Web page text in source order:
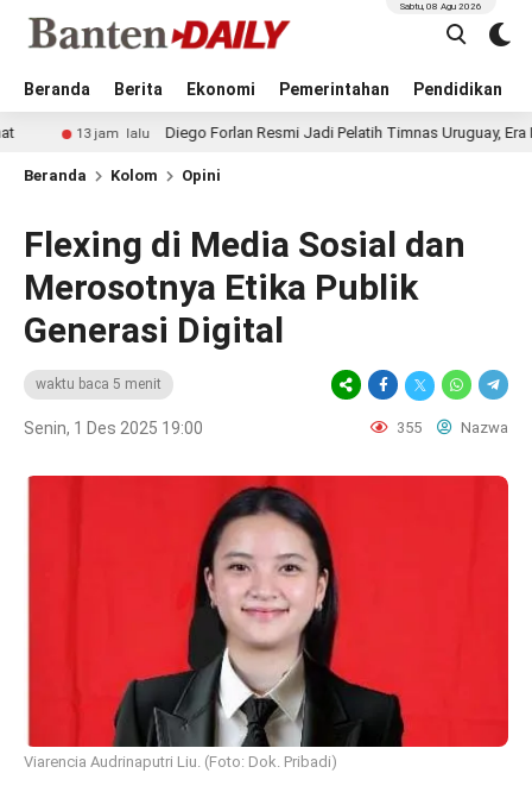
Beranda Berita Ekonomi Pemerintahan Pendidikan
Sabtu, 08 Agu 2026
lalu Diego Forlan Resmi Jadi Pelatih Timnas Uruguay, Era Baru La
Beranda Kolom Opini
Flexing di Media Sosial dan
Merosotnya Etika Publik
Generasi Digital
waktu baca 5 menit
Senin, 1 Des 2025 19:00 355 Nazwa
Viarencia Audrinaputri Liu. (Foto: Dok. Pribadi)